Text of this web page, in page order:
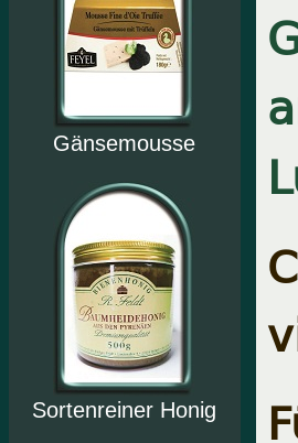
Gänsemousse
Sortenreiner Honig